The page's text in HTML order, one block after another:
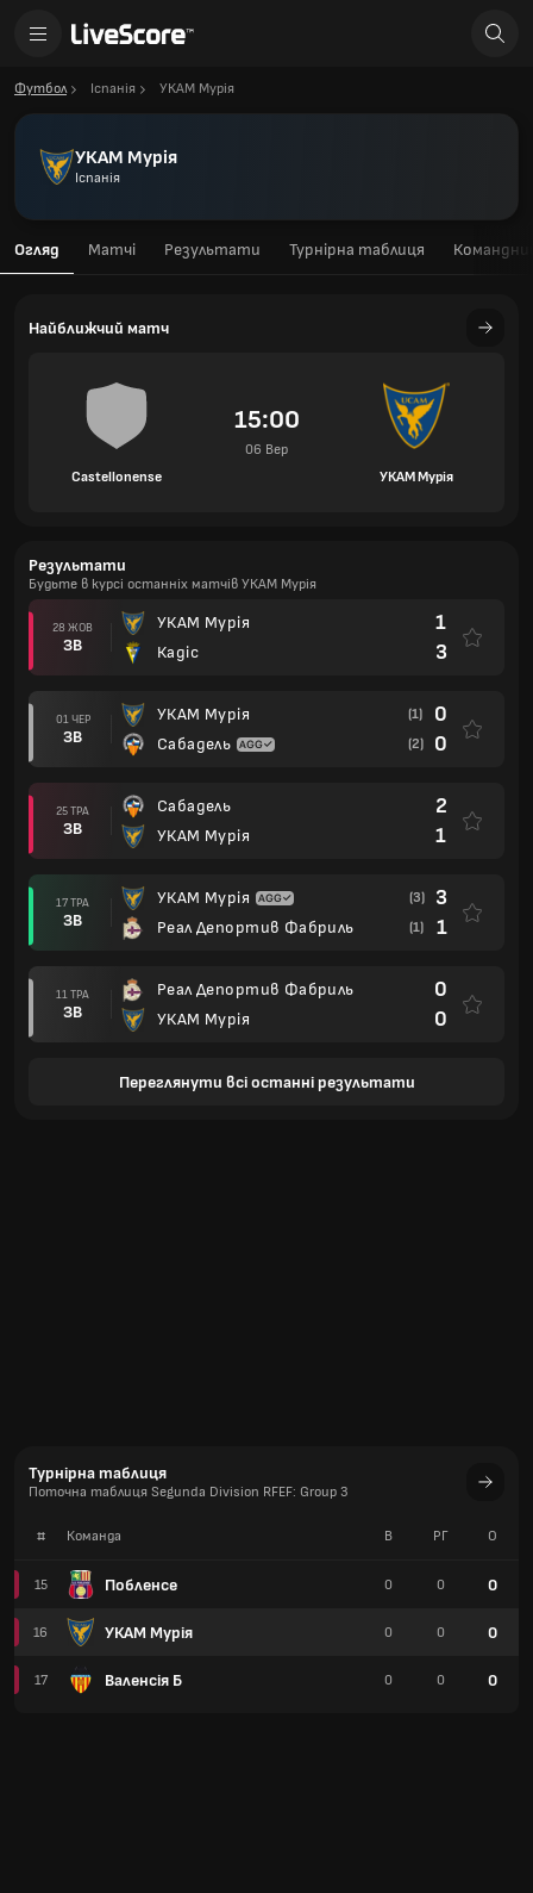
Футбол Іспанія УКАМ Мурія
УКАМ Мурія
Іспанія
Огляд Матчі Результати Турнірна таблиця
Найближчий матч
Castellonense
15:00
06 Вер
УКАМ Мурія
Результати
Будьте в курсі останніх матчів УКАМ Мурія
28 ЖОВ
ЗВ
УКАМ Мурія
Кадіс
1
3
01 ЧЕР
ЗВ
УКАМ Мурія
Сабадель
(1) 0
(2) 0
25 ТРА
ЗВ
Сабадель
УКАМ Мурія
2
1
17 ТРА
ЗВ
УКАМ Мурія
Реал Депортив Фабриль
(3) 3
(1) 1
11 ТРА
ЗВ
Реал Депортив Фабриль
УКАМ Мурія
0
0
Переглянути всі останні результати
Турнірна таблиця
Поточна таблиця Segunda Division RFEF: Group 3
# Команда
15 Побленсе
16 УКАМ Мурія
17 Валенсія Б
В РГ О
0 0 0
0 0 0
0 0 0